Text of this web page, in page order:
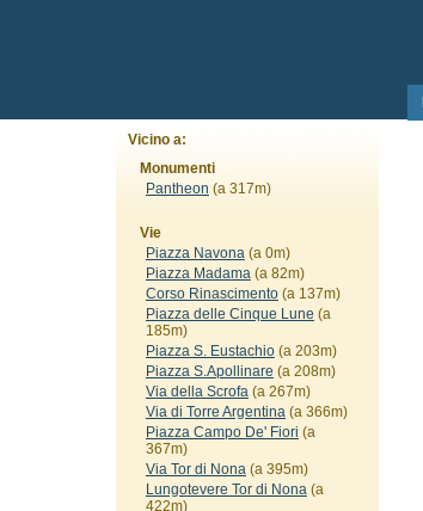
Vicino a:
Monumenti
Pantheon (a 317m)
Vie
Piazza Navona(a 0m)
Piazza Madama(a 82m)
Corso Rinascimento(a 137m)
Piazza delle Cinque Lune (a
185m)
Piazza S. Eustachio(a 203m)
Piazza S.Apollinare (a 208m)
Via della Scrofa(a 267m)
Via di Torre Argentina(a 366m)
Piazza Campo De' Fiori (a
367m)
Via Tor di Nona(a 395m)
Lungotevere Tor di Nona(a
422m)